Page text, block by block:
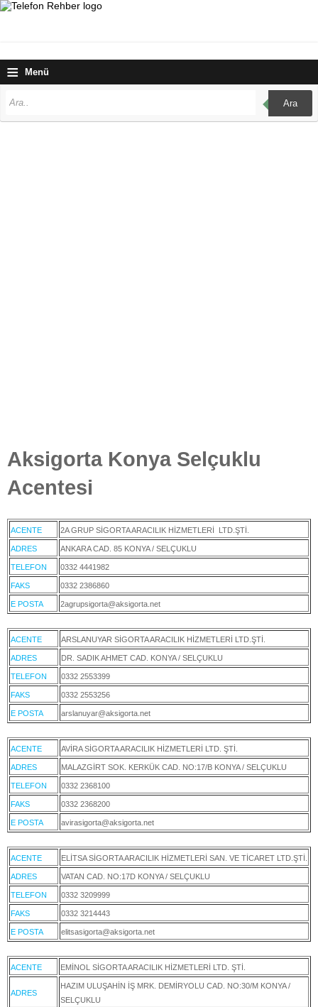
≡ Menü
Ara
Aksigorta Konya Selçuklu
Acentesi
ACENTE 2A GRUP SİGORTA ARACILIK HİZMETLERİ LTD.ŞTİ.
ADRES ANKARA CAD. 85 KONYA / SELÇUKLU
TELEFON 0332 4441982
FAKS 0332 2386860
E POSTA 2agrupsigorta@aksigorta.net
ACENTE ARSLANUYAR SİGORTA ARACILIK HİZMETLERİ LTD.ŞTİ.
ADRES DR. SADIK AHMET CAD. KONYA / SELÇUKLU
TELEFON 0332 2553399
FAKS 0332 2553256
E POSTA arslanuyar@aksigorta.net
ACENTE AVİRA SİGORTA ARACILIK HİZMETLERİ LTD. ŞTİ.
ADRES MALAZGİRT SOK. KERKÜK CAD. NO:17/B KONYA / SELÇUKLU
TELEFON 0332 2368100
FAKS 0332 2368200
E POSTA avirasigorta@aksigorta.net
ACENTE ELİTSA SİGORTA ARACILIK HİZMETLERİ SAN. VE TİCARET LTD.ŞTİ.
ADRES VATAN CAD. NO:17D KONYA / SELÇUKLU
TELEFON 0332 3209999
FAKS 0332 3214443
E POSTA elitsasigorta@aksigorta.net
ACENTE EMİNOL SİGORTA ARACILIK HİZMETLERİ LTD. ŞTİ.
ADRES
HAZIM ULUŞAHİN İŞ MRK. DEMİRYOLU CAD. NO:30/M KONYA /
SELÇUKLU